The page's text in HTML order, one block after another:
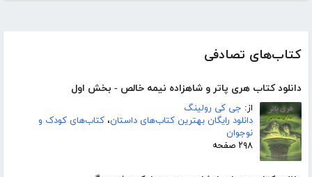
کتاب‌های تصادفی
دانلود کتاب هری پاتر و شاهزاده نیمه خالص - بخش اول
از: جی کی رولینگ
دانلود رایگان بهترین کتاب‌های داستان، کتاب‌های کودک و
نوجوان
۲۹۸ صفحه